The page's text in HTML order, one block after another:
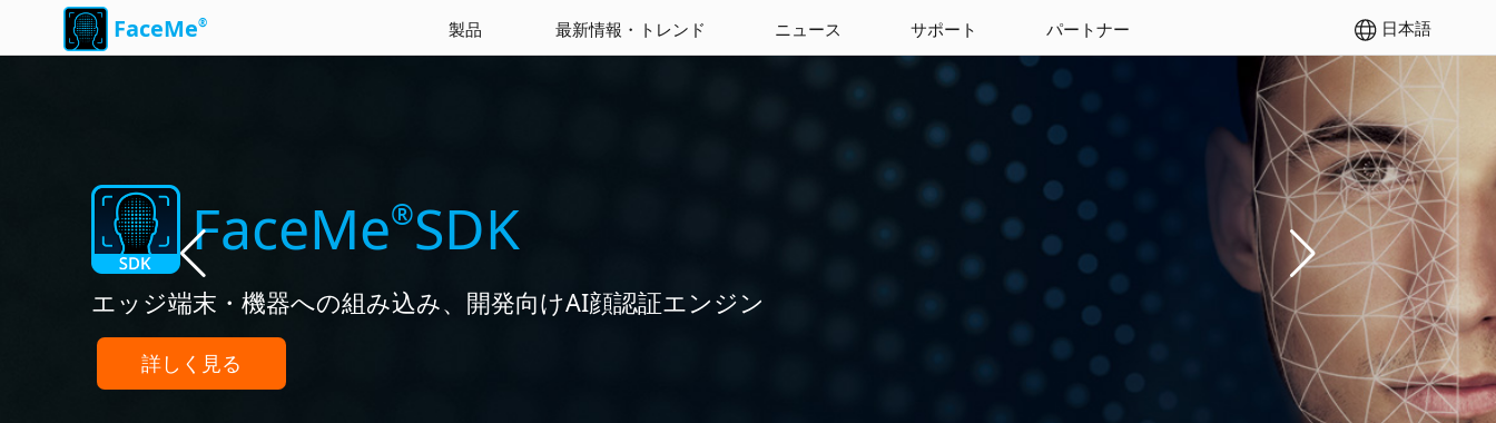
FaceMe® 製品 最新情報・トレンド ニュース サポート パートナー 日本語
FaceMe AIを活用した全方位型顔認証ソリューション
FaceMe®SDK
エッジ端末・機器への組み込み、開発向けAI顔認証エンジン
詳しく見る